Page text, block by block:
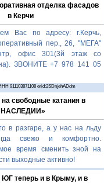
отделка фасадов
в Керчи
Вас по адресу: г.Керчь,
пер., 26, "МЕГА"
офис 301(3й этаж со
ЗВОНИТЕ +7 978 141 05
911103871108 erid:2SDnjehADdm
свободные катания в
в разгаре, а у нас на льду
свежо и комфортно.
время сменить зной на
выходные активно!
теперь и в Крыму, и в